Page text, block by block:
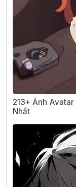
213+ Ảnh
Nhất